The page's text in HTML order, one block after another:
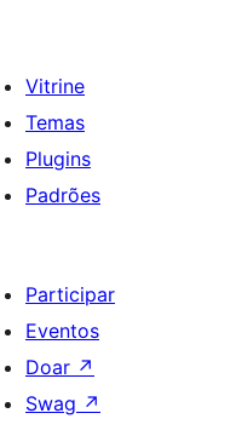
Vitrine
Temas
Plugins
Padrões
Participar
Eventos
Doar ↗
Swag ↗